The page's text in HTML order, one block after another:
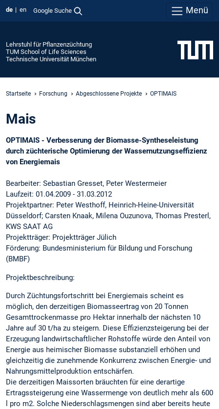
de en Google Suche Menü
Lehrstuhl für Pflanzenzüchtung
TUM School of Life Sciences
Technische Universität München
Startseite Forschung Abgeschlossene Projekte OPTIMAIS
Mais
OPTIMAIS - Verbesserung der Biomasse-Syntheseleistung
durch züchterische Optimierung der Wassernutzungseffizienz
von Energiemais
Bearbeiter: Sebastian Gresset, Peter Westermeier
Laufzeit: 01.04.2009 - 31.03.2012
Projektpartner: Peter Westhoff, Heinrich-Heine-Universität
Düsseldorf; Carsten Knaak, Milena Ouzunova, Thomas Presterl,
KWS SAAT AG
Projektträger: Projektträger Jülich
Förderung: Bundesministerium für Bildung und Forschung
(BMBF)
Projektbeschreibung:
Durch Züchtungsfortschritt bei Energiemais scheint es
möglich, den derzeitigen Biomasseertrag von 20 Tonnen
Gesamttrockenmasse pro Hektar innerhalb der nächsten 10
Jahre auf 30 t/ha zu steigern. Diese Effizienzsteigerung bei der
Erzeugung landwirtschaftlicher Rohstoffe würde den Anteil von
Energie aus heimischer Biomasse substanziell erhöhen und
gleichzeitig die zunehmende Konkurrenz zwischen Energie- und
Nahrungsmittelproduktion entschärfen.
Die derzeitigen Maissorten bräuchten für eine derartige
Ertragssteigerung eine Wassermenge von deutlich mehr als 600
l pro m2. Solche Niederschlagsmengen sind aber bereits heute